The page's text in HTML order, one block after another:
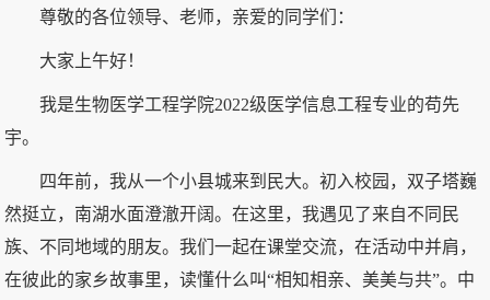
尊敬的各位领导、老师，亲爱的同学们：
大家上午好！
我是生物医学工程学院2022级医学信息工程专业的苟先
宇。
四年前，我从一个小县城来到民大。初入校园，双子塔巍
然挺立，南湖水面澄澈开阔。在这里，我遇见了来自不同民
族、不同地域的朋友。我们一起在课堂交流，在活动中并肩，
在彼此的家乡故事里，读懂什么叫“相知相亲、美美与共”。中